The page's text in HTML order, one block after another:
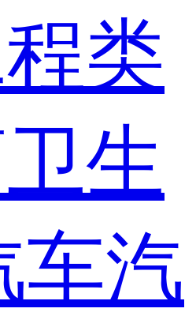
类
生
车汽